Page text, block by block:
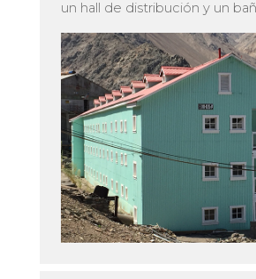
un hall de distribución y un